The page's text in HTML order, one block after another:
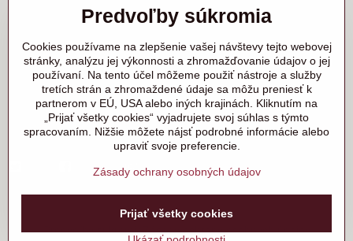
Sídlo firmy a korešpondenčná adresa
Ľanová 31
900 25 Chorvátsky Grob
+421 905 818 702 p. Marek Nerád
+421 910 919 130 p. Michal Horník
+421 910 298 457 showroom
samurai@samurai.sk
Facebook Instagram
©2026Copyright
Predvoľby súkromiaZásady ochrany osobných údajov
Predvoľby súkromia
Cookies používame na zlepšenie vašej návštevy tejto webovej
stránky, analýzu jej výkonnosti a zhromažďovanie údajov o jej
používaní. Na tento účel môžeme použiť nástroje a služby
tretích strán a zhromaždené údaje sa môžu preniesť k
partnerom v EÚ, USA alebo iných krajinách. Kliknutím na
„Prijať všetky cookies“ vyjadrujete svoj súhlas s týmto
spracovaním. Nižšie môžete nájsť podrobné informácie alebo
upraviť svoje preferencie.
Zásady ochrany osobných údajov
Prijať všetky cookies